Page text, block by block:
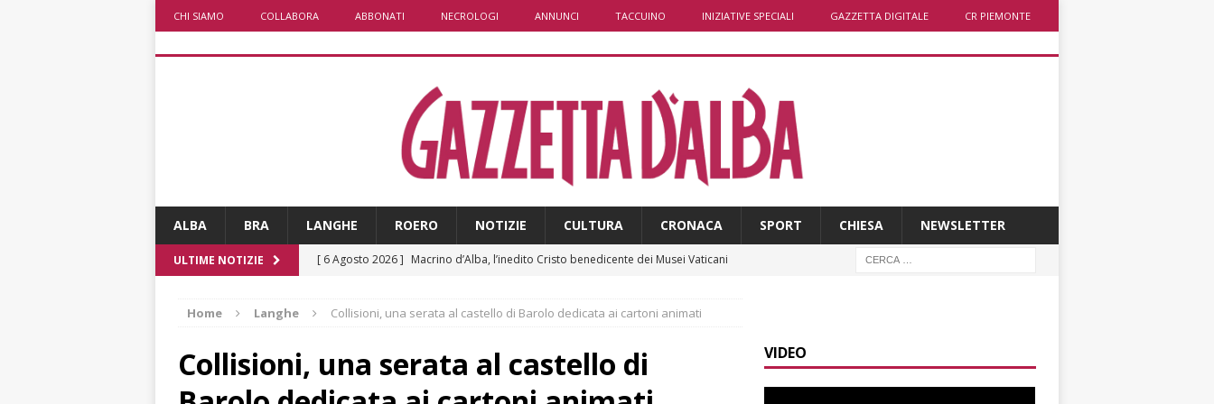
CHI SIAMO COLLABORA ABBONATI NECROLOGI ANNUNCI TACCUINO INIZIATIVE SPECIALI GAZZETTA DIGITALE CR PIEMONTE
ALBA BRA LANGHE ROERO NOTIZIE CULTURA CRONACA SPORT CHIESA NEWSLETTER
ULTIME NOTIZIE [ 6 Agosto 2026 ] Macrino d’Alba, l’inedito Cristo benedicente dei Musei Vaticani
[ 6 Agosto 2026 ] I turisti ad agosto riempiono Alba, ma per molti le vacanze
Home Langhe Collisioni, una serata al castello di Barolo dedicata ai cartoni animati
Collisioni, una serata al castello di
VIDEO